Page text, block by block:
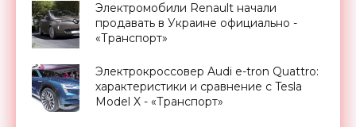
Электромобили Renault начали
продавать в Украине официально -
«Транспорт»
Электрокроссовер Audi e-tron Quattro:
характеристики и сравнение с Tesla
Model X - «Транспорт»